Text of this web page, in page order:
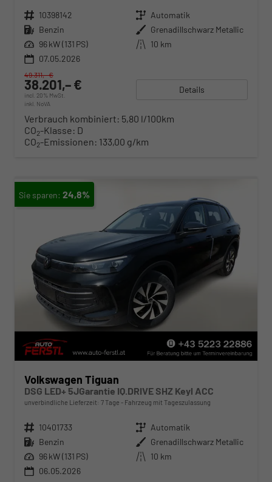
Fahrzeugnr. 10398142 Getriebe Automatik
Kraftstoff Benzin Außenfarbe Grenadillschwarz Metallic
Leistung 96 kW (131 PS) Kilometerstand 10 km
07.05.2026
38.201,– €
incl. 20% MwSt.
inkl. NoVA
49.311,– €
Details
Verbrauch kombiniert: 5,80 l/100km
CO2-Klasse: D
CO2-Emissionen: 133,00 g/km
24,8%
Volkswagen Tiguan
DSG LED+ 5JGarantie IQ.DRIVE SHZ Keyl ACC
unverbindliche Lieferzeit: 7 Tage Fahrzeug mit Tageszulassung
Fahrzeugnr. 10401733 Getriebe Automatik
Kraftstoff Benzin Außenfarbe Grenadillschwarz Metallic
Leistung 96 kW (131 PS) Kilometerstand 10 km
06.05.2026